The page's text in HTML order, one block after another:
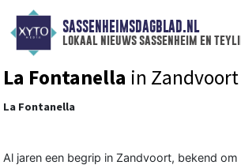
SASSENHEIMSDAGBLAD.NL
lokaal nieuws sassenheim en
La Fontanella in Zandvoort
La Fontanella
Al jaren een begrip in Zandvoort, bekend